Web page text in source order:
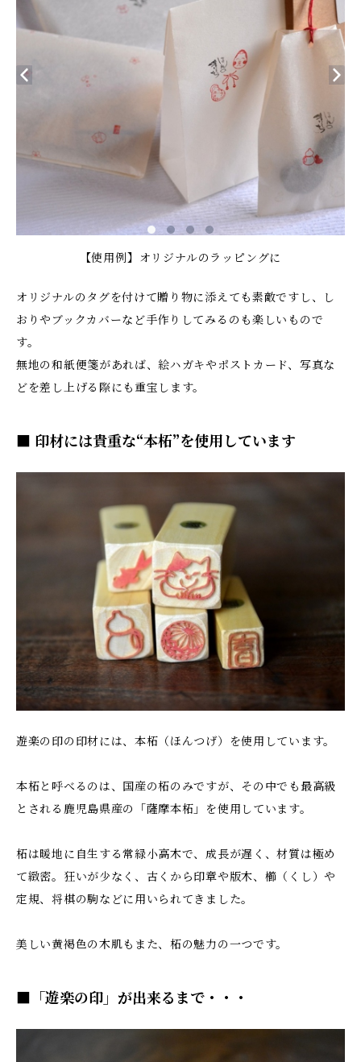
【使用例】オリジナルのラッピングに
オリジナルのタグを付けて贈り物に添えても素敵ですし、し
おりやブックカバーなど手作りしてみるのも楽しいもので
す。
無地の和紙便箋があれば、絵ハガキやポストカード、写真な
どを差し上げる際にも重宝します。
■ 印材には貴重な“本柘”を使用しています
遊楽の印の印材には、本柘（ほんつげ）を使用しています。
本柘と呼べるのは、国産の柘のみですが、その中でも最高級
とされる鹿児島県産の「薩摩本柘」を使用しています。
柘は暖地に自生する常緑小高木で、成長が遅く、材質は極め
て緻密。狂いが少なく、古くから印章や版木、櫛（くし）や
定規、将棋の駒などに用いられてきました。
美しい黄褐色の木肌もまた、柘の魅力の一つです。
■「遊楽の印」が出来るまで・・・